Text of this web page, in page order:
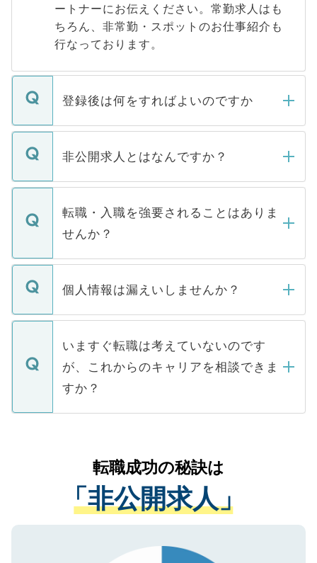
ートナーにお伝えください。常勤求人はも
ちろん、非常勤・スポットのお仕事紹介も
行なっております。
登録後は何をすればよいのですか
ご登録いただきましたら、弊社担当者がご
登録内容を確認し、その後メールもしくは
ます。通常、5営業日以内にはご連絡をせて
いただきますので、しばらくお待ちくださ
い。
非公開求人とはなんですか？
マイナビDOCTORで取り扱っている求人の
うち約3割は、Webサイトからご覧いただ
けない「非公開求人」です。非公開求人は
下記の理由によって、一般には公開してい
ません。
■応募殺到を避けるため 人気のある医療機
関を公にしてしまうと、応募が殺到する場
に、医療機関が求める条件に合った人材の
みを人材紹介会社に依頼するケースが増え
ています。
転職・入職を強要されることはありま
せんか？
転職・入職を強要することは一切ありませ
ん。また、仮に応募先から内定をいただい
定を承諾する必要はありません。内定先へ
の辞退の連絡はキャリアパートナーが行い
ますので、ご安心ください。
個人情報は漏えいしませんか？
個人情報が漏えいすることはありませんの
で、ご安心ください。当サイトからの登録
などで収集したご登録者様の個人情報は、
ご本人のキャリアアップおよび転職活動の
支援を目的に使用いたします。お預かりし
ているすべての個人データはご本人の許可
は、個人情報の取り扱いについての厳密な
管理基準を満たした事業者のみに付与され
る、プライバシーマークを取得済みです。
ご登録いただいた個人情報は、SSL（デー
で、機密保持に関してもご安心ください。
いますぐ転職は考えていないのです
が、これからのキャリアを相談できま
すか？
かがいして、現在の医療機関の状況や紹介
経験をまじえながら、適切なアドバイスを
させていただきます。すぐにご転職をされ
ない方には、長期的なサポートが可能です
ので、まずはご登録ください。
転職成功の秘訣は
「非公開求人」